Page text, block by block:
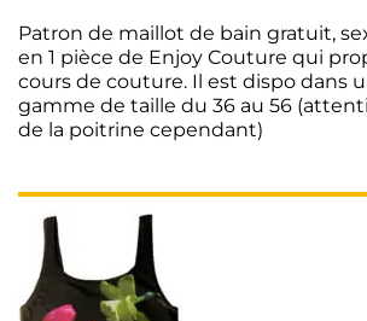
Patron de maillot de bain gratuit,
en 1 pièce de Enjoy Couture qui
cours de couture. Il est dispo dans
gamme de taille du 36 au 56
de la poitrine cependant)